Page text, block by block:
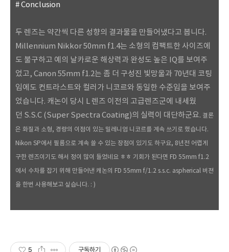
# Conclusion
두 렌즈는 약간씩 다른 성향의 결과물을 만들어냈다고 봅니다.
Millennium Nikkor 50mm f1.4는 소형의 컴팩트한 사이즈에
도 불구하고 예의 날카로운 해상력과 완성도 높은 IQ를 보여주
었고, Canon 55mm f1.2는 좀 더 구성진 빛망울과 70년대 코팅
임에도 컨트라스트와 컬러가 니코르와 동일한 수준임을 보여주
었습니다. 캐논이 당시 L 렌즈 이전의 고급렌즈군에 내세웠
던 S.S.C (Super Spectra Coating)의 실력이 대단하군요. 결론
은 화질과 소형, 경량의 이점이 있는 밀레니엄 니코르를 계속 쓰기로 했습니다.
Nikon SP에서 필름으로 계속 쓸 수 있는 장점이 있기도 하구요, 8년전 어렵게
구한 렌즈이기도 해서 정이 많이 들었네요 ㅎㅎ 기회가 된다면 FD 55mm f1.2
에서 수차를 잡기 위해 만들어낸 캐논의 FD 55mm f/1.2 s.s.c. aspherical 버젼
을 한번 사용해보고 싶습니다. : )
5 구독하기